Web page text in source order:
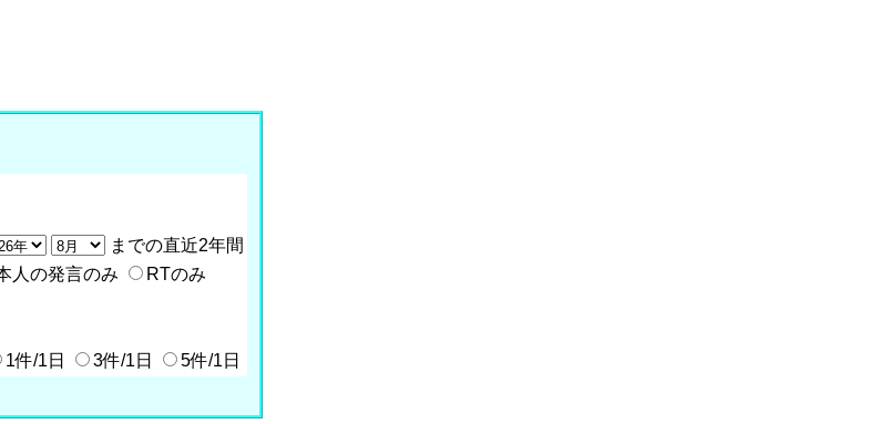
までの直近2年間
人の発言のみ
RTのみ
1件/1日 3件/1日 5件/1日